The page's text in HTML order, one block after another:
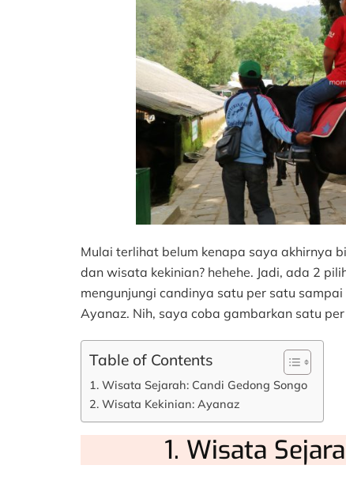
Mulai terlihat belum kenapa saya akhirnya
dan wisata kekinian? hehehe. Jadi, ada 2
mengunjungi candinya satu per satu
Ayanaz. Nih, saya coba gambarkan satu
Table of Contents
1. Wisata Sejarah: Candi Gedong Songo
2. Wisata Kekinian: Ayanaz
1. Wisata